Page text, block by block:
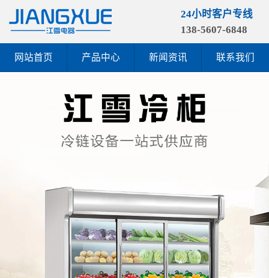
24小时客户专线
138-5607-6848
网站首页 产品中心 新闻资讯 联系我们